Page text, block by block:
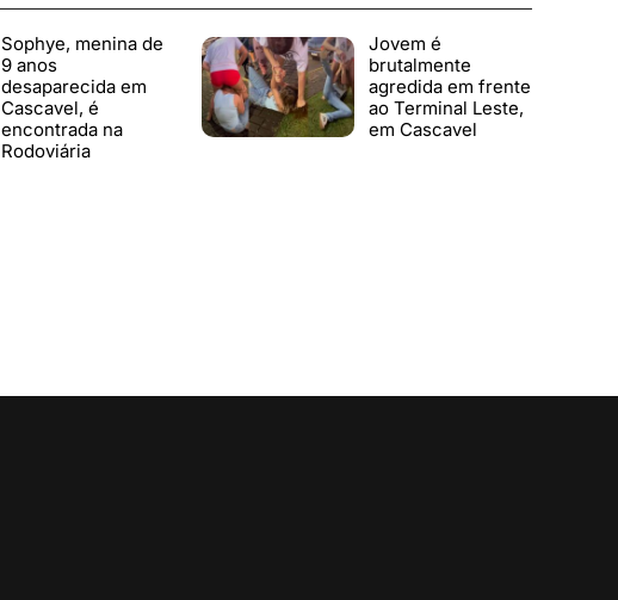
Sophye, menina de
9 anos
desaparecida em
Cascavel, é
encontrada na
Rodoviária
Jovem é
brutalmente
agredida em frente
ao Terminal Leste,
em Cascavel